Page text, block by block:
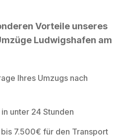
Vorteile unseres
Ludwigshafen am
Ihres Umzugs nach
unter 24 Stunden
7.500€ für den Transport